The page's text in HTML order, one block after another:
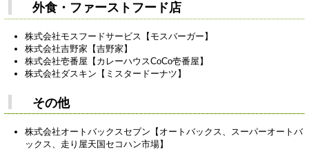
外食・ファーストフード店
株式会社モスフードサービス【モスバーガー】
株式会社吉野家【吉野家】
株式会社壱番屋【カレーハウスCoCo壱番屋】
株式会社ダスキン【ミスタードーナツ】
その他
株式会社オートバックスセブン【オートバックス、スーパーオートバ
ックス、走り屋天国セコハン市場】